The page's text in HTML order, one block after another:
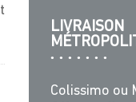
Colissimo ou